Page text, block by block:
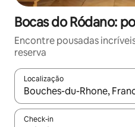
Bocas do Ródano:
Encontre pousadas
reserva
Localização
Quando os resultados
Check-in